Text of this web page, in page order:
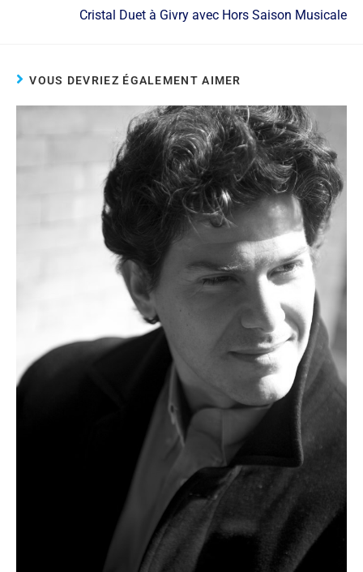
Cristal Duet à Givry avec Hors Saison Musicale
VOUS DEVRIEZ ÉGALEMENT AIMER